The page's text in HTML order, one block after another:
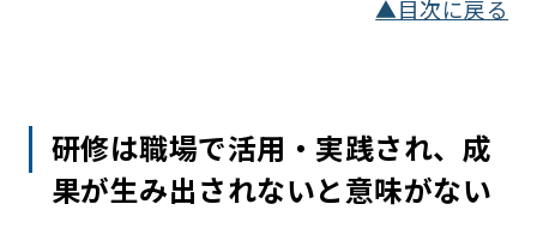
▲目次に戻る
研修は職場で活用・実践され、成
果が生み出されないと意味がない